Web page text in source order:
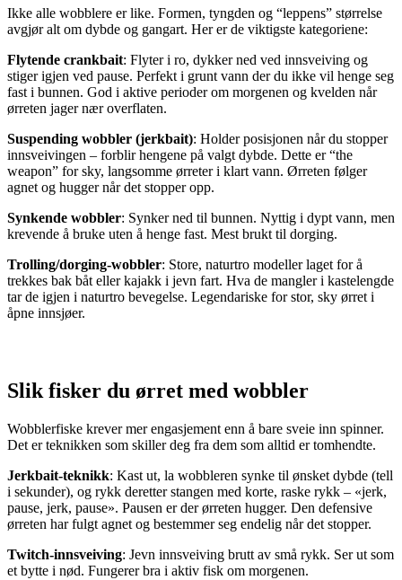
Ikke alle wobblere er like. Formen, tyngden og “leppens” størrelse
avgjør alt om dybde og gangart. Her er de viktigste kategoriene:
Flytende crankbait: Flyter i ro, dykker ned ved innsveiving og
stiger igjen ved pause. Perfekt i grunt vann der du ikke vil henge seg
fast i bunnen. God i aktive perioder om morgenen og kvelden når
ørreten jager nær overflaten.
Suspending wobbler (jerkbait): Holder posisjonen når du stopper
innsveivingen – forblir hengene på valgt dybde. Dette er “the
weapon” for sky, langsomme ørreter i klart vann. Ørreten følger
agnet og hugger når det stopper opp.
Synkende wobbler: Synker ned til bunnen. Nyttig i dypt vann, men
krevende å bruke uten å henge fast. Mest brukt til dorging.
Trolling/dorging-wobbler: Store, naturtro modeller laget for å
trekkes bak båt eller kajakk i jevn fart. Hva de mangler i kastelengde
tar de igjen i naturtro bevegelse. Legendariske for stor, sky ørret i
åpne innsjøer.
Slik fisker du ørret med wobbler
Wobblerfiske krever mer engasjement enn å bare sveie inn spinner.
Det er teknikken som skiller deg fra dem som alltid er tomhendte.
Jerkbait-teknikk: Kast ut, la wobbleren synke til ønsket dybde (tell
i sekunder), og rykk deretter stangen med korte, raske rykk – «jerk,
pause, jerk, pause». Pausen er der ørreten hugger. Den defensive
ørreten har fulgt agnet og bestemmer seg endelig når det stopper.
Twitch-innsveiving: Jevn innsveiving brutt av små rykk. Ser ut som
et bytte i nød. Fungerer bra i aktiv fisk om morgenen.